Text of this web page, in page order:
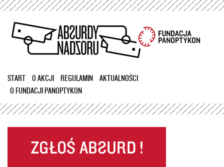
Przejdź
treści
START O AKCJI REGULAMIN
AKTUALNOŚCI
O FUNDACJI PANOPTYKON